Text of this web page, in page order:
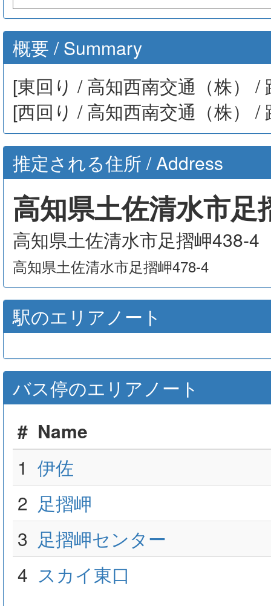
概要 / Summary
[東回り / 高知西南交通（株） /
[西回り / 高知西南交通（株） /
推定される住所 / Address
高知県土佐清水市足
高知県土佐清水市足摺岬438-4
高知県土佐清水市足摺岬478-4
駅のエリアノート
バス停のエリアノート
# Name
1 伊佐
2 足摺岬
3 足摺岬センター
4 スカイ東口